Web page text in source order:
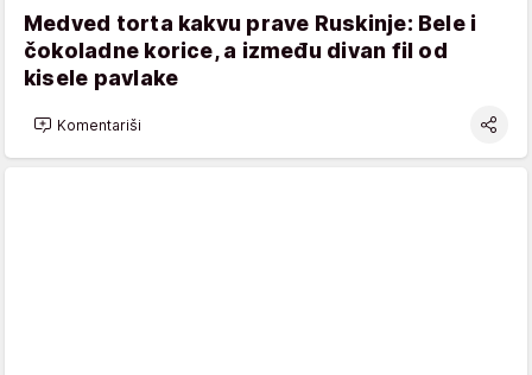
Medved torta kakvu prave Ruskinje: Bele i
čokoladne korice, a između divan fil od
kisele pavlake
Komentariši